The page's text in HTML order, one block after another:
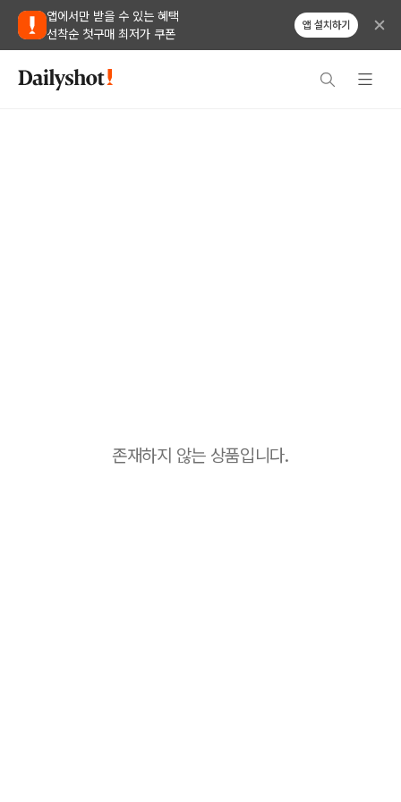
앱에서만 받을 수 있는 혜택
선착순 첫구매 최저가 쿠폰
앱 설치하기
존재하지 않는 상품입니다.